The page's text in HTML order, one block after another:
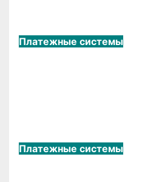
Платежные системы
Платежные системы